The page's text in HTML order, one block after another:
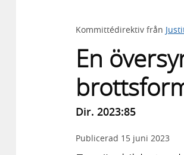
Kommittédirektiv från
En
Dir. 2023:85
Publicerad 15 juni 2023